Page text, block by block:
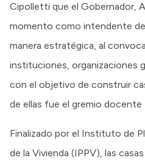
Cipolletti que el Gobernador,
momento como intendente
manera estratégica, al
instituciones, organizaciones
con el objetivo de construir
de ellas fue el gremio docente
Finalizado por el Instituto de
de la Vivienda (IPPV), las